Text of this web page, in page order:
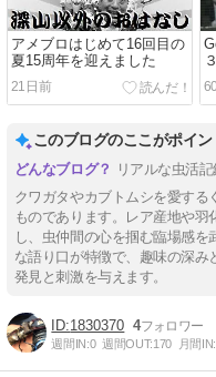
アメブロはじめて16回目の
夏15周年を迎えました
21日前
このブログのここがポイン
リアルな虫活
クワガタやカブトムシを愛す
ものであります。レア産地や
し、虫仲間の心を掴む臨場感
な語り口が特徴で、趣味の深
発見と刺激を与えます。
1830370 4
週間IN:0 週間OUT:170 月間IN: